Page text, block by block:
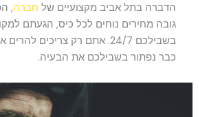
הדברה בתל אביב מקצועיים של חברה,
גובה מחירים נוחים לכל כיס, הגעתם
בשבילכם 24/7. אתם רק צריכים
כבר נפתור בשבילכם את הבעיה.